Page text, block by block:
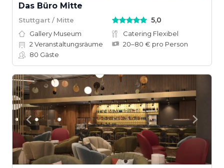
Das Büro Mitte
Stuttgart / Mitte 5,0
Gallery Museum
Catering Flexibel
2 Veranstaltungsräume
20–80 € pro Person
80 Gäste